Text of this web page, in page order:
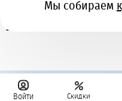
Войти Скидки
2 700 ₽
Мы собираем